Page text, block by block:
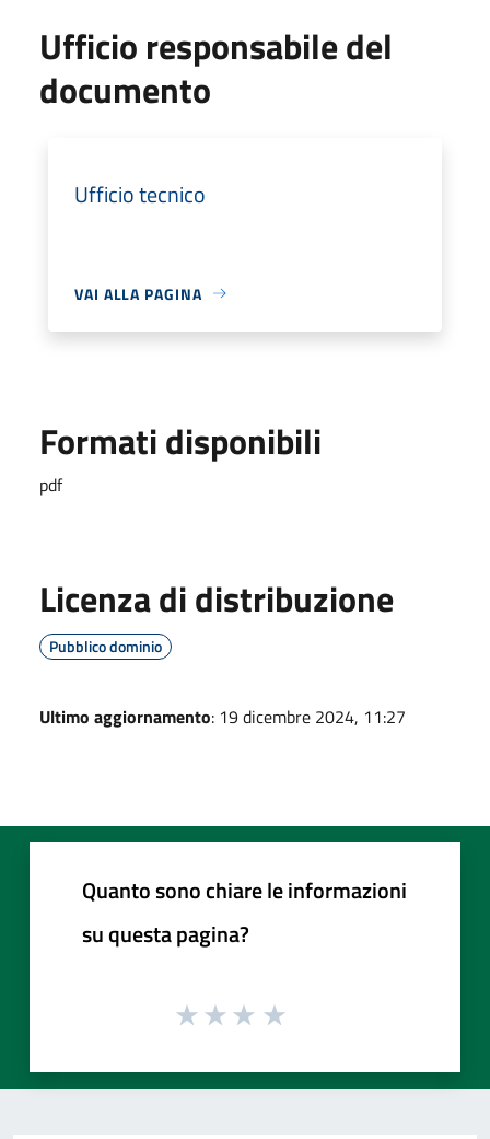
Ufficio responsabile del
documento
Ufficio tecnico
VAI ALLA PAGINA
Formati disponibili
pdf
Licenza di distribuzione
Pubblico dominio
Ultimo aggiornamento: 19 dicembre 2024, 11:27
Quanto sono chiare le informazioni
su questa pagina?